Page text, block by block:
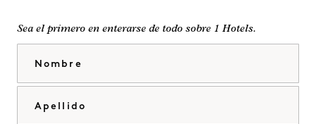
Sea el primero en enterarse de todo sobre 1 Hotels.